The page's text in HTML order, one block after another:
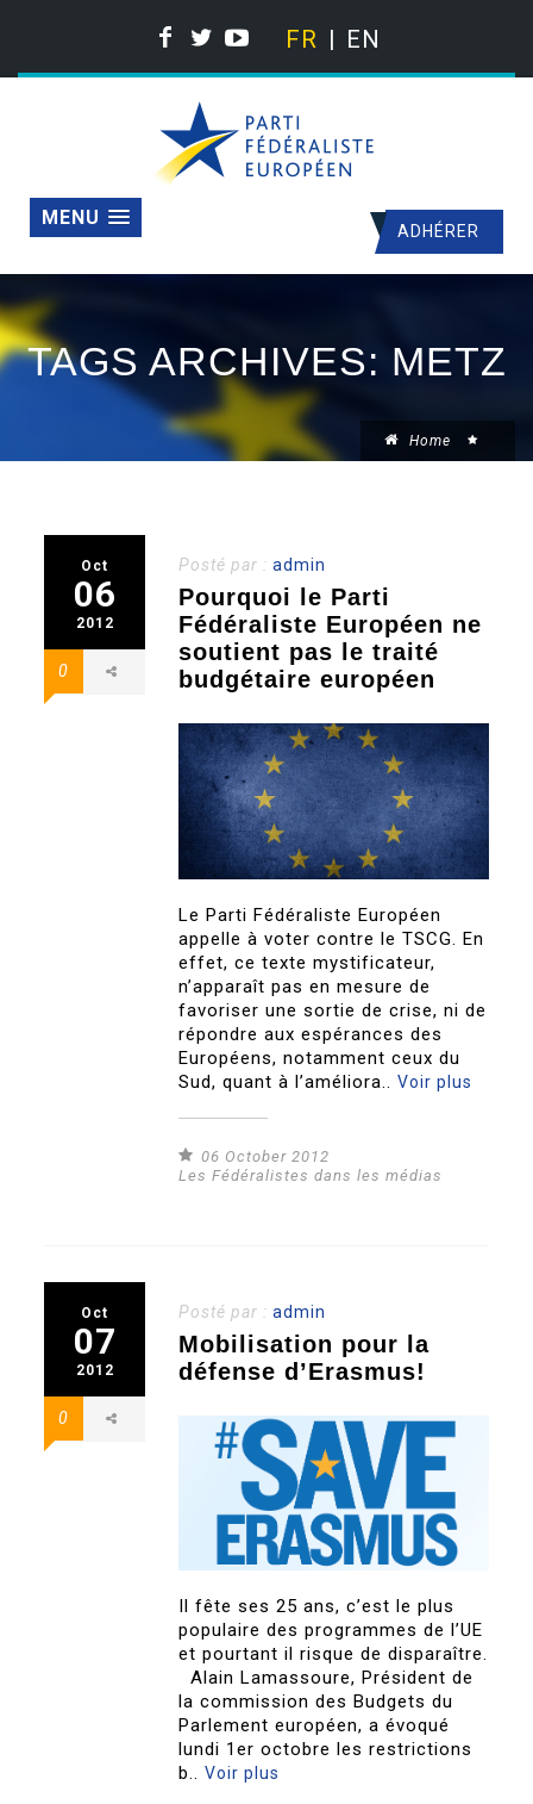
FR EN
ADHÉRER
MENU
TAGS ARCHIVES: METZ
Home
Oct
06
2012
0
Posté par :admin
Pourquoi le Parti
Fédéraliste Européen ne
soutient pas le traité
budgétaire européen
Le Parti Fédéraliste Européen
appelle à voter contre le TSCG. En
effet, ce texte mystificateur,
n’apparaît pas en mesure de
favoriser une sortie de crise, ni de
répondre aux espérances des
Européens, notamment ceux du
Sud, quant à l’améliora..Voir plus
06 October 2012
Les Fédéralistes dans les médias
Oct
07
2012
0
Posté par :admin
Mobilisation pour la
défense d’Erasmus!
Il fête ses 25 ans, c’est le plus
populaire des programmes de l’UE
et pourtant il risque de disparaître.
Alain Lamassoure, Président de
la commission des Budgets du
Parlement européen, a évoqué
lundi 1er octobre les restrictions
b..Voir plus